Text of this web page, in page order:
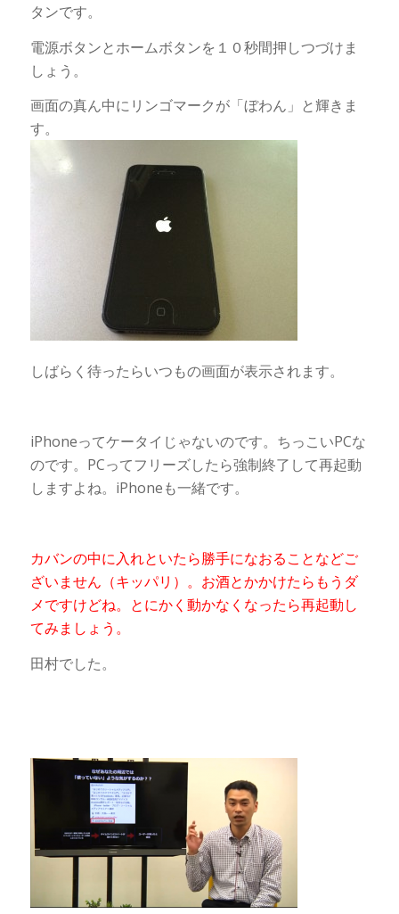
タンです。
電源ボタンとホームボタンを１０秒間押しつづけま
しょう。
画面の真ん中にリンゴマークが「ぼわん」と輝きま
す。
しばらく待ったらいつもの画面が表示されます。
iPhoneってケータイじゃないのです。ちっこいPCな
のです。PCってフリーズしたら強制終了して再起動
しますよね。iPhoneも一緒です。
カバンの中に入れといたら勝手になおることなどご
ざいません（キッパリ）。お酒とかかけたらもうダ
メですけどね。とにかく動かなくなったら再起動し
てみましょう。
田村でした。